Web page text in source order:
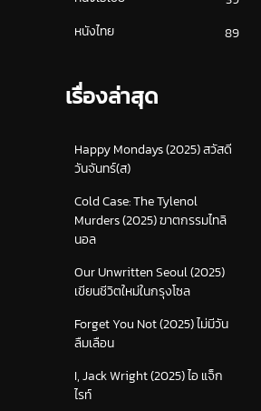
หนังไทย
89
เรื่องล่าสุด
Happy Mondays (2025) สวัสดี
วันจันทร์(ส)
Cold Case: The Tylenol
Murders (2025) ฆาตกรรมไทลิ
นอล
Our Unwritten Seoul (2025)
เขียนชีวิตใหม่ในกรุงโซล
Forget You Not (2025) ไม่มีวัน
ลืมเลือน
I, Jack Wright (2025) ไอ แจ็ก
ไรท์